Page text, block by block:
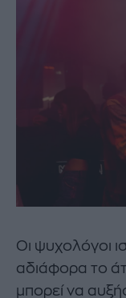
Οι ψυχολόγοι
αδιάφορα το
μπορεί να